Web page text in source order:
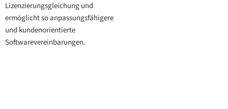
Lizenzierungsgleichung und
ermöglicht so anpassungsfähigere
und kundenorientierte
Softwarevereinbarungen.